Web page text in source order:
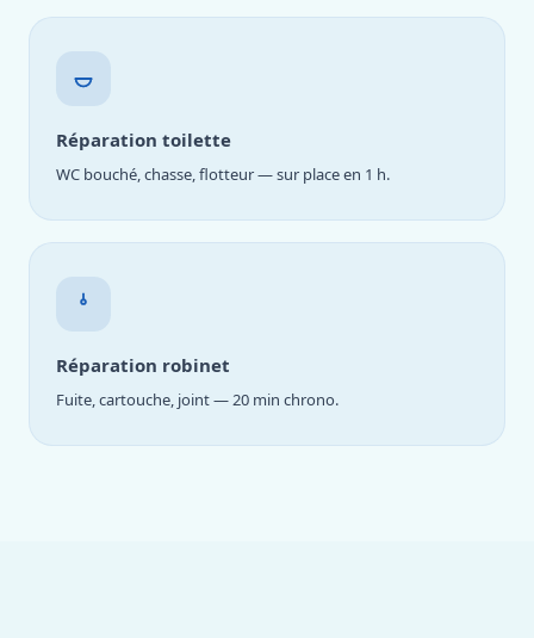
Réparation toilette
WC bouché, chasse, flotteur — sur place en 1 h.
Réparation robinet
Fuite, cartouche, joint — 20 min chrono.